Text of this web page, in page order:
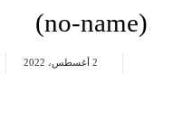
(no-name)
2 أغسطس، 2022